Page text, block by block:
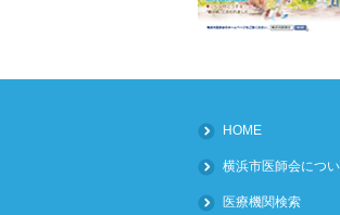
HOME
横浜市医師会につ
医療機関検索